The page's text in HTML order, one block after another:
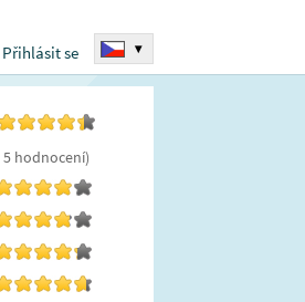
Přihlásit se ▾
5hodnocení)